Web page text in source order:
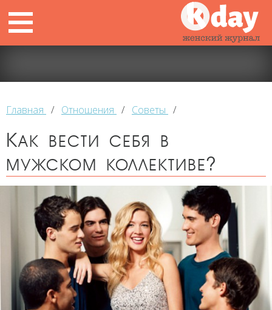
Главная / Отношения / Советы /
Как вести себя в
мужском коллективе?